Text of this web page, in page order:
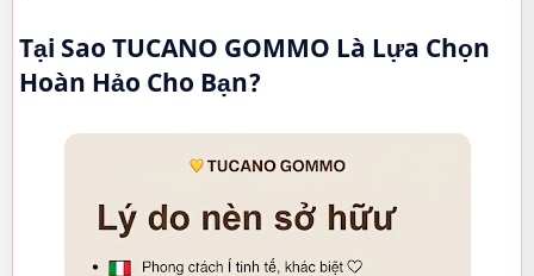
Tại Sao TUCANO GOMMO Là Lựa Chọn
Hoàn Hảo Cho Bạn?